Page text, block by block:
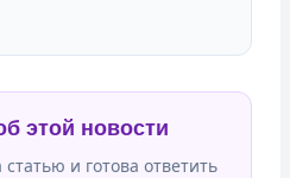
этой новости
и готова ответить